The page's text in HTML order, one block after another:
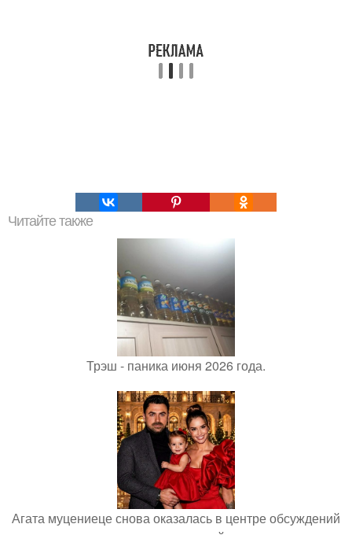
Читайте также
Трэш - паника июня 2026 года.
Агата муцениеце снова оказалась в центре обсуждений